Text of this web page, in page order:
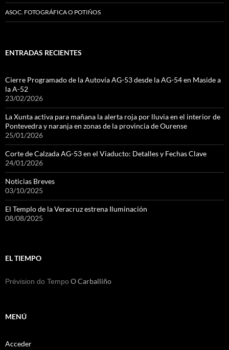
ASOC. FOTOGRÁFICA O POTIÑOS
ENTRADAS RECIENTES
Cierre Programado de la Autovía AG-53 desde la AG-54 en Maside a
la A-52
23/02/2026
La Xunta activa para mañana la alerta roja por lluvia en el interior de
Pontevedra y naranja en zonas de la provincia de Ourense
25/01/2026
Corte de Calzada AG-53 en el Viaducto: Detalles y Fechas Clave
24/01/2026
Noticias Breves
03/10/2025
El Templo de la Veracruz estrena Iluminación
08/08/2025
EL TIEMPO
Prévision do Tempo O Carballiño
MENÚ
Acceder